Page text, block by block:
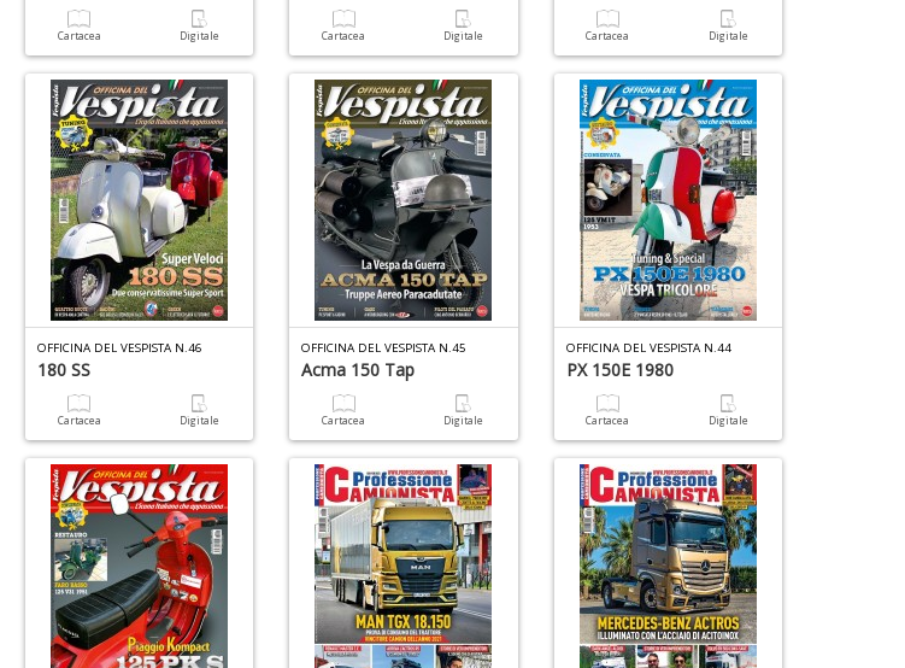
Cartacea Digitale Cartacea Digitale Cartacea Digitale
OFFICINA DEL VESPISTA N.46
180 SS
Cartacea Digitale
OFFICINA DEL VESPISTA N.45
Acma 150 Tap
Cartacea Digitale
OFFICINA DEL VESPISTA N.44
PX 150E 1980
Cartacea Digitale